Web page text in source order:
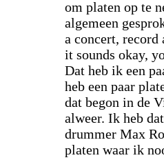
om platen op te
algemeen
a concert,
it sounds okay,
Dat heb ik een
heb een paar
dat begon in de
alweer. Ik heb
drummer Max
platen waar ik